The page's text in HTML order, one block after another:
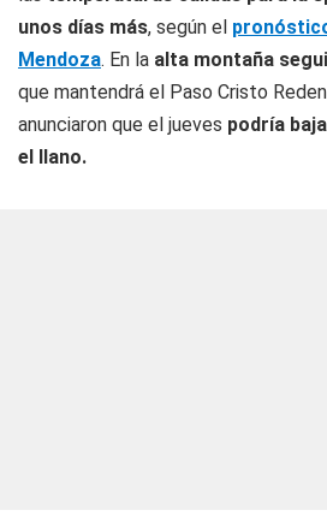
unos días más, según el
Mendoza. En la alta montaña
que mantendrá el Paso Cristo
anunciaron que el jueves podría
el llano.